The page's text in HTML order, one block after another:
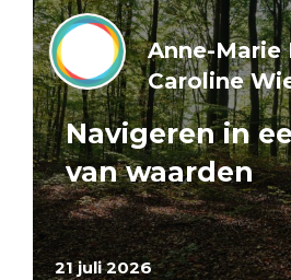
21 juli 2026
Anne-Marie
Caroline
Navigeren in
van waarden